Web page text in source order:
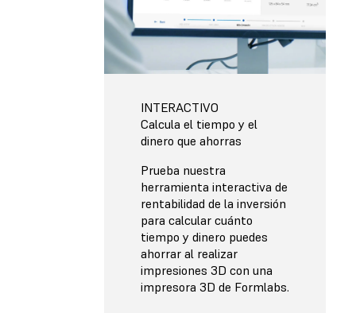
INTERACTIVO
Calcula el tiempo y el
dinero que ahorras
Prueba nuestra
herramienta interactiva de
rentabilidad de la inversión
para calcular cuánto
tiempo y dinero puedes
ahorrar al realizar
impresiones 3D con una
impresora 3D de Formlabs.